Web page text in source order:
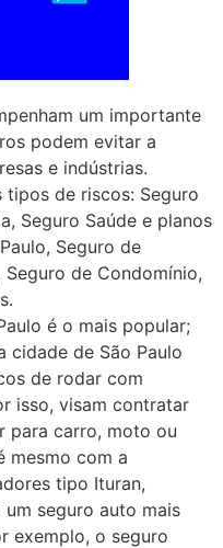
um importante
podem evitar a
e indústrias.
de riscos: Seguro
Seguro Saúde e planos
Seguro de
de Condomínio,
é o mais popular;
cidade de São Paulo
de rodar com
isso, visam contratar
para carro, moto ou
mesmo com a
tipo Ituran,
seguro auto mais
exemplo, o seguro